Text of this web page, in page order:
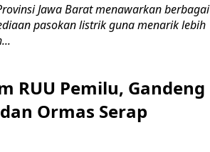
Jawa Barat menawarkan berbagai
pasokan listrik guna menarik lebih
RUU Pemilu, Gandeng
Ormas Serap